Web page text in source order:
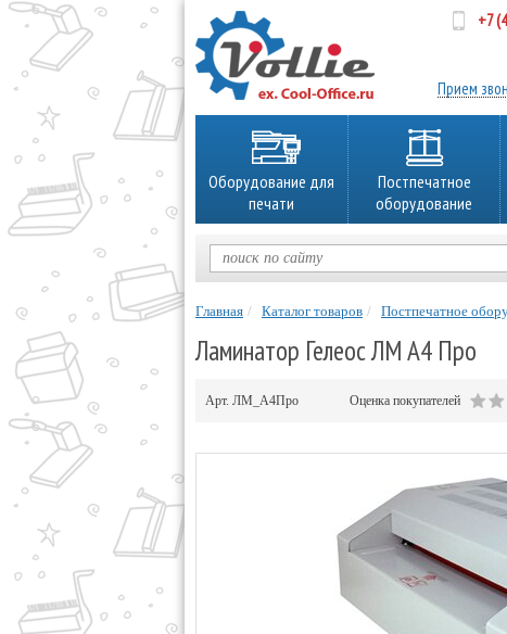
+7
Прием
Оборудование для
печати
Постпечатное
оборудование
Главная Каталог товаров Постпечатное
Ламинатор Гелеос ЛМ A4 Про
Арт. ЛМ_А4Про Оценка покупателей